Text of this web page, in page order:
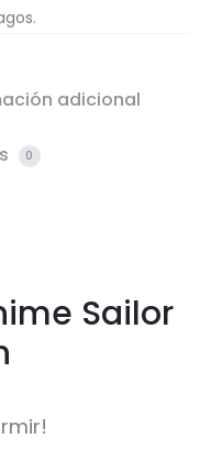
adicional
0
Sailor